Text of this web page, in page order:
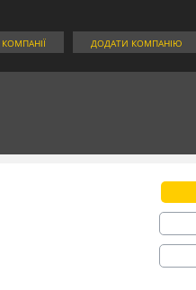
ДОДАТИ КОМПАНІЮ
КОМПАНІЇ